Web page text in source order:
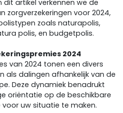
artikel verkennen we de
zorgverzekeringen voor 2024,
zoals naturapolis,
polis, en budgetpolis.
2024
van 2024 tonen een divers
als dalingen afhankelijk van de
Deze dynamiek benadrukt
oriëntatie op de beschikbare
uw situatie te maken.